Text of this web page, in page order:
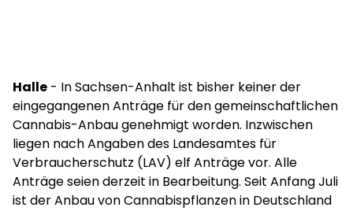
Halle - In Sachsen-Anhalt ist bisher keiner der
eingegangenen Anträge für den gemeinschaftlichen
Cannabis-Anbau genehmigt worden. Inzwischen
liegen nach Angaben des Landesamtes für
Verbraucherschutz (LAV) elf Anträge vor. Alle
Anträge seien derzeit in Bearbeitung. Seit Anfang Juli
ist der Anbau von Cannabispflanzen in Deutschland